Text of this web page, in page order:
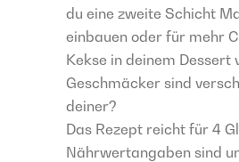
du eine zweite Schicht
einbauen oder für mehr
Kekse in deinem Dessert
Geschmäcker sind
deiner?
Das Rezept reicht für 4
Nährwertangaben sind